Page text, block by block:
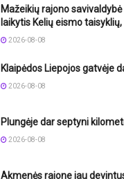
Mažeikių rajono
laikytis Kelių eismo
2026-08-08
Klaipėdos Liepojos gatvėje
2026-08-08
Plungėje dar septyni
2026-08-08
Akmenės rajone jau